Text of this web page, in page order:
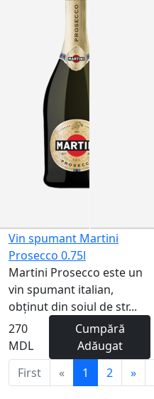
Vin spumant Martini
Prosecco 0.75l
Martini Prosecco este un
vin spumant italian,
obținut din soiul de str...
270
MDL
Cumpără
Adăugat
First
« 1 2 »